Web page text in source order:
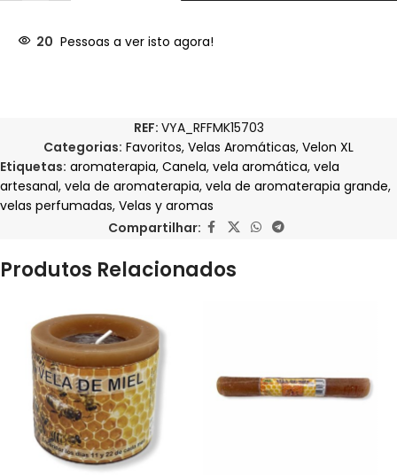
20 Pessoas a ver isto agora!
REF: VYA_RFFMK15703
Categorias: Favoritos, Velas Aromáticas, Velon XL
Etiquetas: aromaterapia, Canela, vela aromática, vela
artesanal, vela de aromaterapia, vela de aromaterapia grande,
velas perfumadas, Velas y aromas
Compartilhar:
Produtos Relacionados